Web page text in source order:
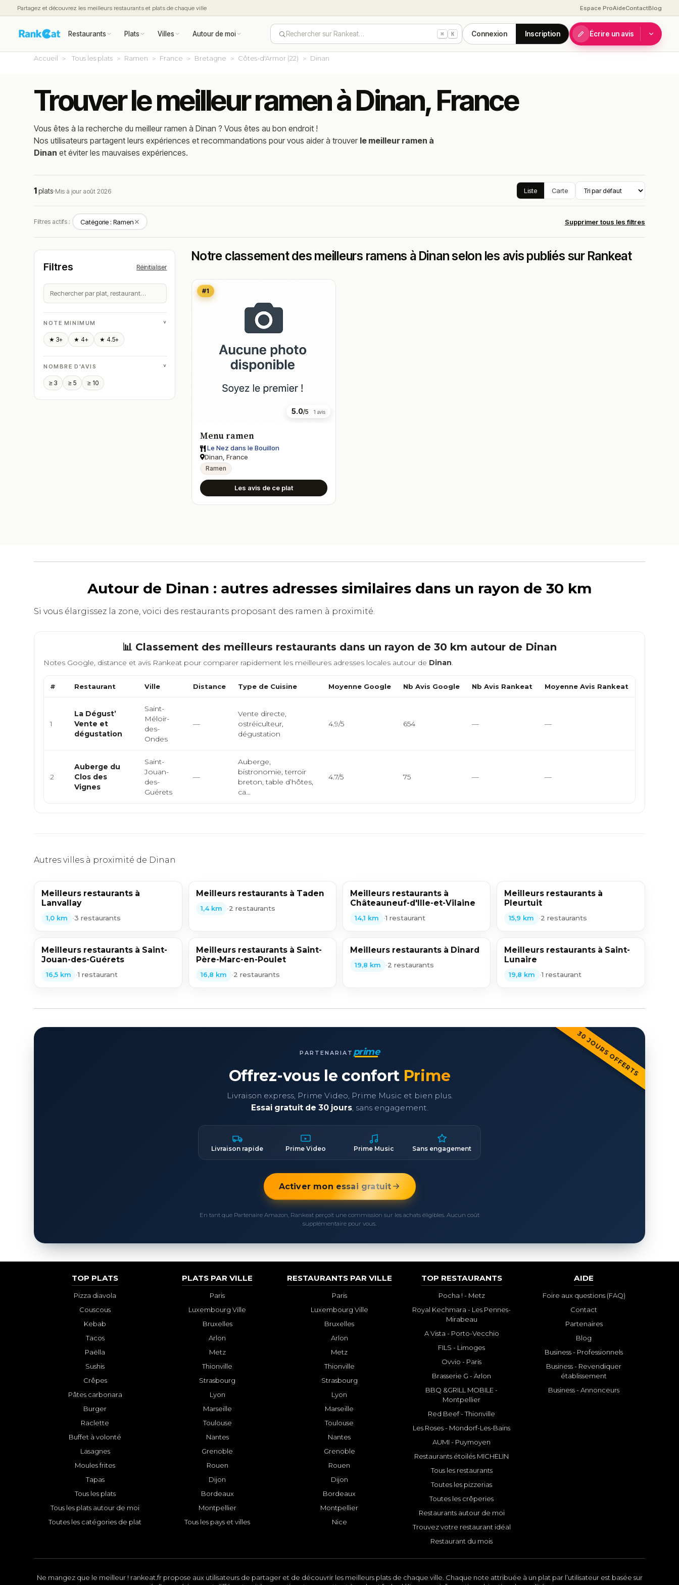
Partagez et découvrez les meilleurs restaurants et plats de chaque ville Espace ProAideContactBlog
Restaurants Plats Villes Autour de moi Rechercher sur Rankeat… ⌘ K Connexion Inscription Écrire un avis
Accueil Tous les plats Ramen France Bretagne Côtes-d'Armor (22) Dinan
Trouver le meilleur ramen à Dinan, France
Vous êtes à la recherche du meilleurramen àDinan ? Vous êtes au bon endroit !
Nos utilisateurs partagent leurs expériences et recommandations pour vous aider à trouver le meilleur ramen à
Dinan et éviter les mauvaises expériences.
1plats·Mis à jour août 2026 Liste Carte
Filtres actifs : Catégorie : Ramen✕ Supprimer tous les filtres
Filtres Réinitialiser
NOTE MINIMUM ˅
★ 3+ ★ 4+ ★ 4.5+
NOMBRE D'AVIS ˅
≥ 3 ≥ 5 ≥ 10
Notre classement des meilleurs ramens à Dinan selon les avis publiés sur Rankeat
#1
5.0/5 1 avis
Menu ramen
Le Nez dans le Bouillon
Dinan, France
Ramen
Les avis de ce plat
Autour de Dinan : autres adresses similaires dans un rayon de 30 km
Si vous élargissez la zone, voici des restaurants proposant des ramen à proximité.
📊 Classement des meilleurs restaurants dans un rayon de 30 km autour de Dinan
Notes Google, distance et avis Rankeat pour comparer rapidement les meilleures adresses locales autour de Dinan.
# Restaurant Ville Distance Type de Cuisine Moyenne Google Nb Avis Google Nb Avis Rankeat Moyenne Avis Rankeat
1
La Dégust’
Vente et
dégustation
Saint-
Méloir-
des-
Ondes
—
Vente directe,
ostréiculteur,
dégustation
4.9/5 654 — —
2
Auberge du
Clos des
Vignes
Saint-
Jouan-
des-
Guérets
—
Auberge,
bistronomie, terroir
breton, table d’hôtes,
ca...
4.7/5 75 — —
Autres villes à proximité de Dinan
Meilleurs restaurants à
Lanvallay
1,0 km •3 restaurants
Meilleurs restaurants à Taden
1,4 km •2 restaurants
Meilleurs restaurants à
Châteauneuf-d'Ille-et-Vilaine
14,1 km •1 restaurant
Meilleurs restaurants à
Pleurtuit
15,9 km •2 restaurants
Meilleurs restaurants à Saint-
Jouan-des-Guérets
16,5 km •1 restaurant
Meilleurs restaurants à Saint-
Père-Marc-en-Poulet
16,8 km •2 restaurants
Meilleurs restaurants à Dinard
19,8 km •2 restaurants
Meilleurs restaurants à Saint-
Lunaire
19,8 km •1 restaurant
30 JOURS OFFERTS
PARTENARIAT prime
Offrez-vous le confort Prime
Livraison express, Prime Video, Prime Music et bien plus.
Essai gratuit de 30 jours, sans engagement.
Livraison rapide Prime Video Prime Music Sans engagement
Activer mon essai gratuit
En tant que Partenaire Amazon, Rankeat perçoit une commission sur les achats éligibles. Aucun coût
supplémentaire pour vous.
TOP PLATS
Pizza diavola
Couscous
Kebab
Tacos
Paëlla
Sushis
Crêpes
Pâtes carbonara
Burger
Raclette
Buffet à volonté
Lasagnes
Moules frites
Tapas
Tous les plats
Tous les plats autour de moi
Toutes les catégories de plat
PLATS PAR VILLE
Paris
Luxembourg Ville
Bruxelles
Arlon
Metz
Thionville
Strasbourg
Lyon
Marseille
Toulouse
Nantes
Grenoble
Rouen
Dijon
Bordeaux
Montpellier
Tous les pays et villes
RESTAURANTS PAR VILLE
Paris
Luxembourg Ville
Bruxelles
Arlon
Metz
Thionville
Strasbourg
Lyon
Marseille
Toulouse
Nantes
Grenoble
Rouen
Dijon
Bordeaux
Montpellier
Nice
TOP RESTAURANTS
Pocha ! - Metz
Royal Kechmara - Les Pennes-
Mirabeau
A Vista - Porto-Vecchio
FILS - Limoges
Ovvio - Paris
Brasserie G - Arlon
BBQ &GRILL MOBILE -
Montpellier
Red Beef - Thionville
Les Roses - Mondorf-Les-Bains
AUMI - Puymoyen
Restaurants étoilés MICHELIN
Tous les restaurants
Toutes les pizzerias
Toutes les crêperies
Restaurants autour de moi
Trouvez votre restaurant idéal
Restaurant du mois
AIDE
Foire aux questions (FAQ)
Contact
Partenaires
Blog
Business - Professionnels
Business - Revendiquer
établissement
Business - Annonceurs
Ne mangez que le meilleur ! rankeat.fr propose aux utilisateurs de partager et de découvrir les meilleurs plats de chaque ville. Chaque note attribuée à un plat par l’utilisateur est basée sur